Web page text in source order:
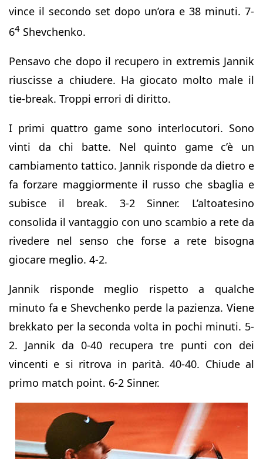
vince il secondo set dopo un’ora e 38 minuti. 7-
64 Shevchenko.
Pensavo che dopo il recupero in extremis Jannik
riuscisse a chiudere. Ha giocato molto male il
tie-break. Troppi errori di diritto.
I primi quattro game sono interlocutori. Sono
vinti da chi batte. Nel quinto game c’è un
cambiamento tattico. Jannik risponde da dietro e
fa forzare maggiormente il russo che sbaglia e
subisce il break. 3-2 Sinner. L’altoatesino
consolida il vantaggio con uno scambio a rete da
rivedere nel senso che forse a rete bisogna
giocare meglio. 4-2.
Jannik risponde meglio rispetto a qualche
minuto fa e Shevchenko perde la pazienza. Viene
brekkato per la seconda volta in pochi minuti. 5-
2. Jannik da 0-40 recupera tre punti con dei
vincenti e si ritrova in parità. 40-40. Chiude al
primo match point. 6-2 Sinner.